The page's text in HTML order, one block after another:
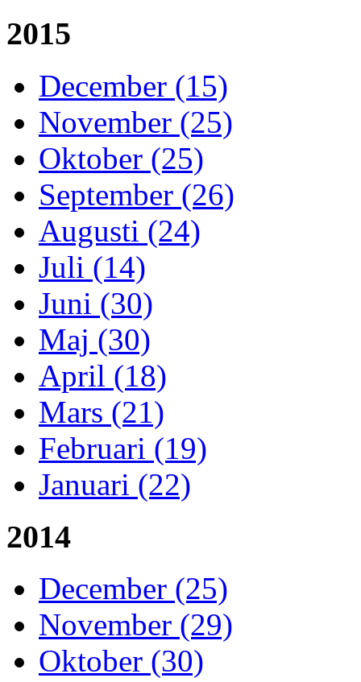
2015
December (15)
November (25)
Oktober (25)
September (26)
Augusti (24)
Juli (14)
Juni (30)
Maj (30)
April (18)
Mars (21)
Februari (19)
Januari (22)
2014
December (25)
November (29)
Oktober (30)